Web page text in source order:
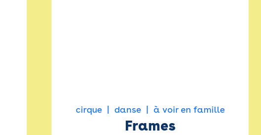
cirque danse à voir en famille
Frames